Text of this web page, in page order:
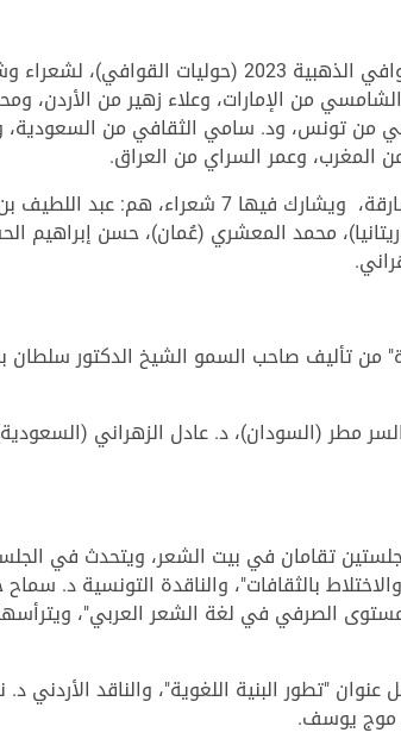
في ثاني أيام المهرجان، تحتضن دارة الدكتور سلطان القاسمي حفل توزيع جائزة القوافي
القوافي خلال 12 عدداً في العام 2023، وهم: عائشة الشامسي من الإمارات، وعلاء زهير من
من تونس، ود. سامي الثقافي من
المغرب، وعمر السراي من العراق.
في حين تتواصل فعاليات اليوم الثاني بأمسية شعرية تقام في قصر الثقافة في الشارقة، ويشارك
محمد المعشري (عُمان)، حسن إبراهيم
من تأليف صاحب السمو الشيخ الدكتور سلطان
مطر (السودان)، د. عادل الزهراني
تقامان في بيت الشعر، ويتحدث في
بالثقافات"، والناقدة التونسية د.
الصرفي في لغة الشعر العربي"،
"تطور البنية اللغوية"، والناقد الأردني د.
موج يوسف.